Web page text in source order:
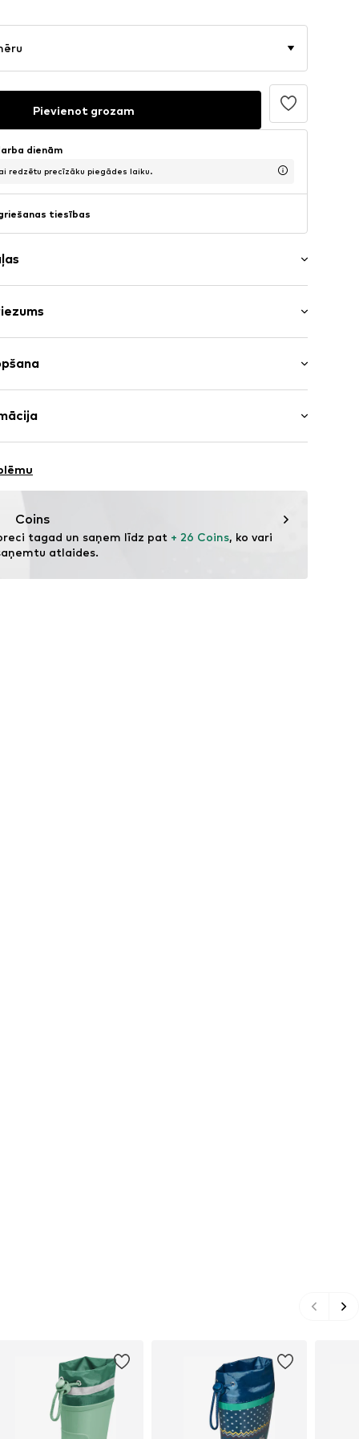
Pievienot grozam
dienām
redzētu precīzāku piegādes laiku.
tiesības
Gumija
Coins
tagad un saņem līdz pat + 26 Coins, ko vari
atlaides.